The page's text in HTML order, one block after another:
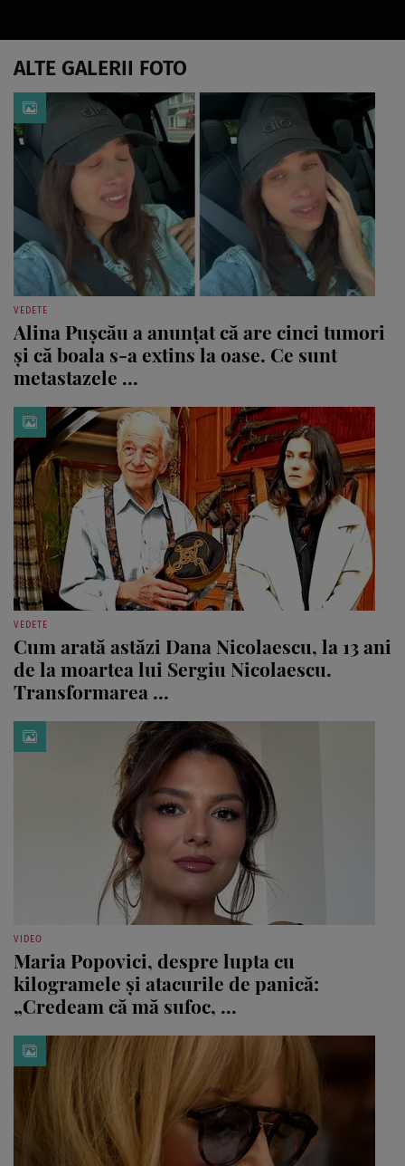
ALTE GALERII FOTO
VEDETE
Alina Pușcău a anunțat că are cinci tumori
și că boala s-a extins la oase. Ce sunt
metastazele ...
VEDETE
Cum arată astăzi Dana Nicolaescu, la 13 ani
de la moartea lui Sergiu Nicolaescu.
Transformarea ...
VIDEO
Maria Popovici, despre lupta cu
kilogramele și atacurile de panică:
„Credeam că mă sufoc, ...